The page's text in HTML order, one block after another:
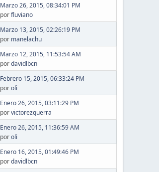
Marzo 26, 2015, 08:34:01 PM
porfluviano
Marzo 13, 2015, 02:26:19 PM
por manelachu
Marzo 12, 2015, 11:53:54 AM
pordavidlbcn
Febrero 15, 2015, 06:33:24 PM
poroli
Enero 26, 2015, 03:11:29 PM
porvictorezquerra
Enero 26, 2015, 11:36:59 AM
poroli
Enero 16, 2015, 01:49:46 PM
pordavidlbcn